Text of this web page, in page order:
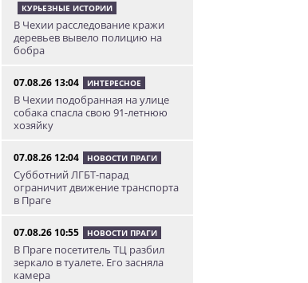
КУРЬЕЗНЫЕ ИСТОРИИ
В Чехии расследование кражи
деревьев вывело полицию на
бобра
07.08.26 13:04 ИНТЕРЕСНОЕ
В Чехии подобранная на улице
собака спасла свою 91-летнюю
хозяйку
07.08.26 12:04 НОВОСТИ ПРАГИ
Субботний ЛГБТ-парад
ограничит движение транспорта
в Праге
07.08.26 10:55 НОВОСТИ ПРАГИ
В Праге посетитель ТЦ разбил
зеркало в туалете. Его засняла
камера